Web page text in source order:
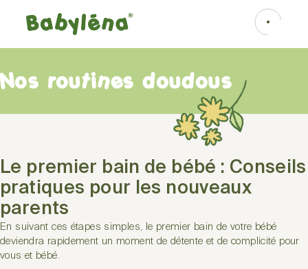
Nos routines doudous
Le premier bain de bébé : Conseils
pratiques pour les nouveaux
parents
En suivant ces étapes simples, le premier bain de votre bébé
deviendra rapidement un moment de détente et de complicité pour
vous et bébé.